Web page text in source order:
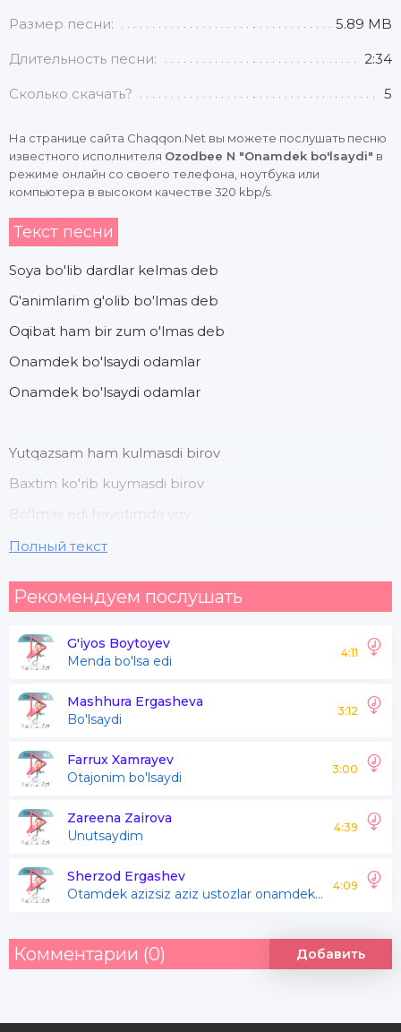
Размер песни: 5.89 MB
Длительность песни: 2:34
Сколько скачать? 5
На странице сайта Chaqqon.Net вы можете послушать песню
известного исполнителя Ozodbee N "Onamdek bo'lsaydi" в
режиме онлайн со своего телефона, ноутбука или
компьютера в высоком качестве 320 kbp/s.
Текст песни
Soya bo'lib dardlar kelmas deb
G'animlarim g'olib bo'lmas deb
Oqibat ham bir zum o'lmas deb
Onamdek bo'lsaydi odamlar
Onamdek bo'lsaydi odamlar
Yutqazsam ham kulmasdi birov
Baxtim ko'rib kuymasdi birov
Bo'lmas edi hayotimda yov
Onamdek bo'lsaydi odamlar
Bo'lmas edi hayotimda yov
Onamdek bo'lsaydi odamlar
Onamdek bo'lsaydi odamlar
Hasad qilib yonmad edilar
Mansab uchun sevmas edilar
Qalbimni ham tilmas edilar
Onamdek bo'lsaydi odamlar
Onamdek bo'lsaydi odamlar
Полный текст
Рекомендуем послушать
G'iyos Boytoyev
Menda bo'lsa edi
4:11
Mashhura Ergasheva
Bo'lsaydi
3:12
Farrux Xamrayev
Otajonim bo'lsaydi
3:00
Zareena Zairova
Unutsaydim
4:39
Sherzod Ergashev
Otamdek azizsiz aziz ustozlar onamdek azizsiz aziz ustozlar
4:09
Комментарии (0) Добавить